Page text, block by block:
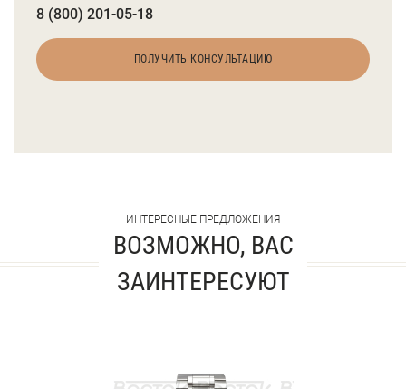
8 (800) 201-05-18
ПОЛУЧИТЬ КОНСУЛЬТАЦИЮ
ИНТЕРЕСНЫЕ ПРЕДЛОЖЕНИЯ
ВОЗМОЖНО, ВАС
ЗАИНТЕРЕСУЮТ